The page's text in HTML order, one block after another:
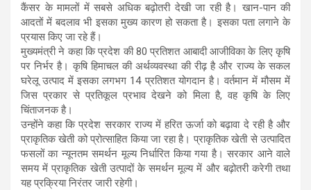
कैंसर के मामलों में सबसे अधिक बढ़ोतरी देखी जा रही है। खान-पान की
आदतों में बदलाव भी इसका मुख्य कारण हो सकता है। इसका पता लगाने के
प्रयास किए जा रहे हैं।
मुख्यमंत्री ने कहा कि प्रदेश की 80 प्रतिशत आबादी आजीविका के लिए कृषि
पर निर्भर है। कृषि हिमाचल की अर्थव्यवस्था की रीढ़ है और राज्य के सकल
घरेलू उत्पाद में इसका लगभग 14 प्रतिशत योगदान है। वर्तमान में मौसम में
जिस प्रकार से प्रतिकूल प्रभाव देखने को मिला है, वह कृषि के लिए
चिंताजनक है।
उन्होंने कहा कि प्रदेश सरकार राज्य में हरित ऊर्जा को बढ़ावा दे रही है और
प्राकृतिक खेती को प्रोत्साहित किया जा रहा है। प्राकृतिक खेती से उत्पादित
फसलों का न्यूनतम समर्थन मूल्य निर्धारित किया गया है। सरकार आने वाले
समय में प्राकृतिक खेती उत्पादों के समर्थन मूल्य में और बढ़ोतरी करेगी तथा
यह प्रक्रिया निरंतर जारी रहेगी।